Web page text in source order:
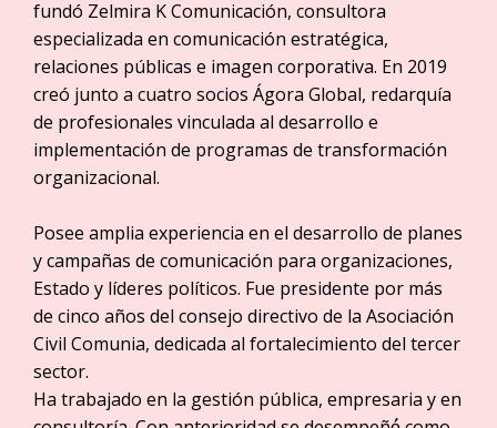
fundó Zelmira K Comunicación, consultora
especializada en comunicación estratégica,
relaciones públicas e imagen corporativa. En 2019
creó junto a cuatro socios Ágora Global, redarquía
de profesionales vinculada al desarrollo e
implementación de programas de transformación
organizacional.
Posee amplia experiencia en el desarrollo de planes
y campañas de comunicación para organizaciones,
Estado y líderes políticos. Fue presidente por más
de cinco años del consejo directivo de la Asociación
Civil Comunia, dedicada al fortalecimiento del tercer
sector.
Ha trabajado en la gestión pública, empresaria y en